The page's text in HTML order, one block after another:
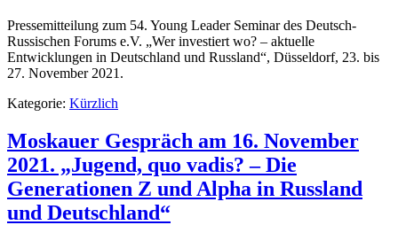
Pressemitteilung zum 54. Young Leader Seminar des Deutsch-
Russischen Forums e.V. „Wer investiert wo? – aktuelle
Entwicklungen in Deutschland und Russland“, Düsseldorf, 23. bis
27. November 2021.
Kategorie: Kürzlich
Moskauer Gespräch am 16. November
2021. „Jugend, quo vadis? – Die
Generationen Z und Alpha in Russland
und Deutschland“